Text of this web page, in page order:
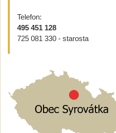
Telefon:
495 451 128
725 081 330 - starosta